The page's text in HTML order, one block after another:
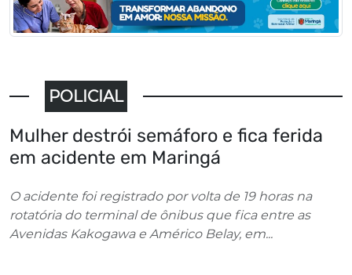
POLICIAL
Mulher destrói semáforo e fica ferida
em acidente em Maringá
O acidente foi registrado por volta de 19 horas na
rotatória do terminal de ônibus que fica entre as
Avenidas Kakogawa e Américo Belay, em...